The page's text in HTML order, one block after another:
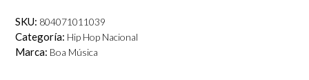
SKU: 804071011039
Categoría: Hip Hop Nacional
Marca: Boa Música